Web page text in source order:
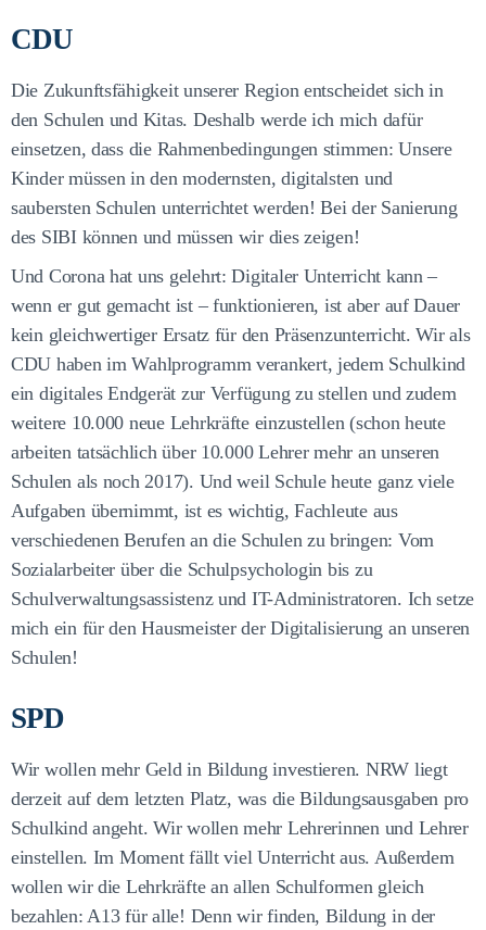
CDU
Die Zukunftsfähigkeit unserer Region entscheidet sich in
den Schulen und Kitas. Deshalb werde ich mich dafür
einsetzen, dass die Rahmenbedingungen stimmen: Unsere
Kinder müssen in den modernsten, digitalsten und
saubersten Schulen unterrichtet werden! Bei der Sanierung
des SIBI können und müssen wir dies zeigen!
Und Corona hat uns gelehrt: Digitaler Unterricht kann –
wenn er gut gemacht ist – funktionieren, ist aber auf Dauer
kein gleichwertiger Ersatz für den Präsenzunterricht. Wir als
CDU haben im Wahlprogramm verankert, jedem Schulkind
ein digitales Endgerät zur Verfügung zu stellen und zudem
weitere 10.000 neue Lehrkräfte einzustellen (schon heute
arbeiten tatsächlich über 10.000 Lehrer mehr an unseren
Schulen als noch 2017). Und weil Schule heute ganz viele
Aufgaben übernimmt, ist es wichtig, Fachleute aus
verschiedenen Berufen an die Schulen zu bringen: Vom
Sozialarbeiter über die Schulpsychologin bis zu
Schulverwaltungsassistenz und IT-Administratoren. Ich setze
mich ein für den Hausmeister der Digitalisierung an unseren
Schulen!
SPD
Wir wollen mehr Geld in Bildung investieren. NRW liegt
derzeit auf dem letzten Platz, was die Bildungsausgaben pro
Schulkind angeht. Wir wollen mehr Lehrerinnen und Lehrer
einstellen. Im Moment fällt viel Unterricht aus. Außerdem
wollen wir die Lehrkräfte an allen Schulformen gleich
bezahlen: A13 für alle! Denn wir finden, Bildung in der